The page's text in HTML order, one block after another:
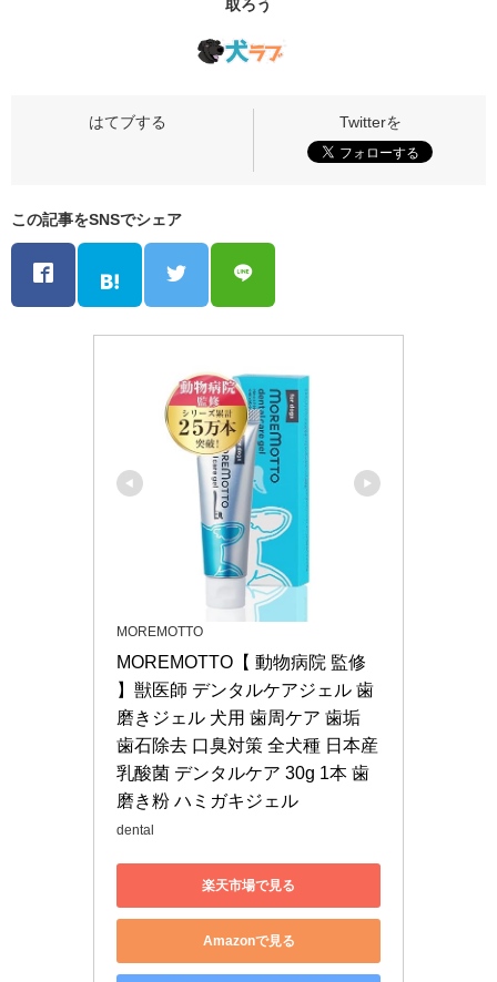
取ろう
この記事をSNSでシェア
MOREMOTTO
MOREMOTTO【 動物病院 監修
】獣医師 デンタルケアジェル 歯
磨きジェル 犬用 歯周ケア 歯垢
歯石除去 口臭対策 全犬種 日本産
乳酸菌 デンタルケア 30g 1本 歯
磨き粉 ハミガキジェル
dental
楽天市場で見る
Amazonで見る